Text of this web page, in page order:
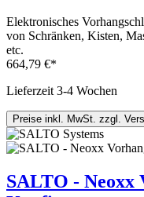
Elektronisches
von Schränken, Kisten,
etc.
664,79 €*
Lieferzeit 3-4 Wochen
Preise inkl. MwSt. zzgl.
SALTO - Neoxx